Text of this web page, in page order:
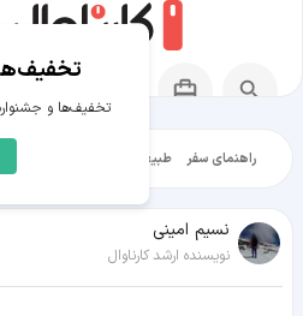
راهنمای سفر طبیعت‌گردی
نسیم امینی
نویسنده ارشد کارناوال
تخفیف‌ها و